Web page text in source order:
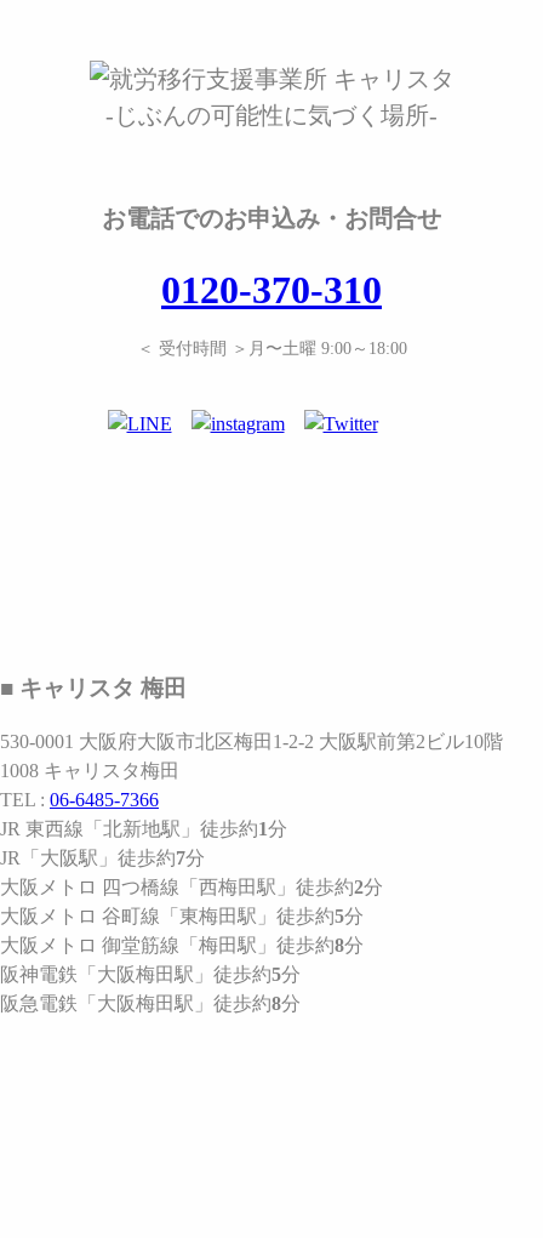
-じぶんの可能性に気づく場所-
お電話でのお申込み・お問合せ
0120-370-310
＜ 受付時間 ＞月〜土曜 9:00～18:00
■ キャリスタ 梅田
530-0001 大阪府大阪市北区梅田1-2-2 大阪駅前第2ビル10階
1008 キャリスタ梅田
TEL : 06-6485-7366
JR 東西線 「北新地駅」 徒歩約1分
JR 「大阪駅」 徒歩約7分
大阪メトロ 四つ橋線 「西梅田駅」 徒歩約2分
大阪メトロ 谷町線 「東梅田駅」 徒歩約5分
大阪メトロ 御堂筋線 「梅田駅」 徒歩約8分
阪神電鉄 「大阪梅田駅」 徒歩約5分
阪急電鉄 「大阪梅田駅」 徒歩約8分